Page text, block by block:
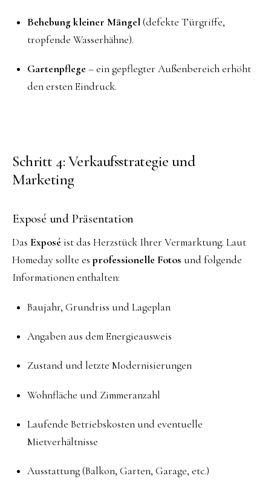
Behebung kleiner Mängel(defekte Türgriffe,
tropfende Wasserhähne).
Gartenpflege– ein gepflegter Außenbereich erhöht
den ersten Eindruck.
Schritt 4: Verkaufsstrategie und
Marketing
Exposé und Präsentation
Das Exposé ist das Herzstück Ihrer Vermarktung. Laut
Homeday sollte esprofessionelle Fotos und folgende
Informationen enthalten:
Baujahr, Grundriss und Lageplan
Angaben aus dem Energieausweis
Zustand und letzte Modernisierungen
Wohnfläche und Zimmeranzahl
Laufende Betriebskosten und eventuelle
Mietverhältnisse
Ausstattung (Balkon, Garten, Garage, etc.)